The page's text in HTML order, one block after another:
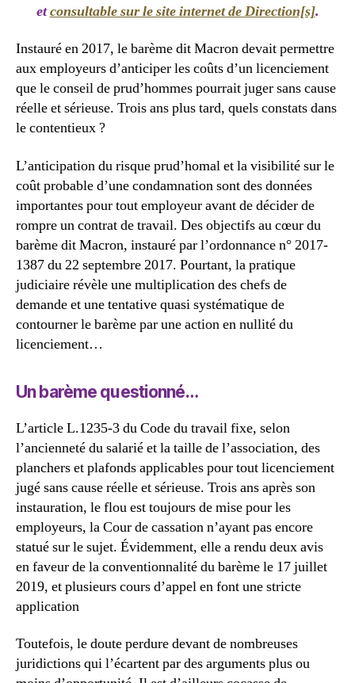
etconsultable sur le site internet de Direction[s].
Instauré en 2017, le barème dit Macron devait permettre
aux employeurs d’anticiper les coûts d’un licenciement
que le conseil de prud’hommes pourrait juger sans cause
réelle et sérieuse. Trois ans plus tard, quels constats dans
le contentieux ?
L’anticipation du risque prud’homal et la visibilité sur le
coût probable d’une condamnation sont des données
importantes pour tout employeur avant de décider de
rompre un contrat de travail. Des objectifs au cœur du
barème dit Macron, instauré par l’ordonnance n° 2017-
1387 du 22 septembre 2017. Pourtant, la pratique
judiciaire révèle une multiplication des chefs de
demande et une tentative quasi systématique de
contourner le barème par une action en nullité du
licenciement…
Un barème questionné…
L’article L.1235-3 du Code du travail fixe, selon
l’ancienneté du salarié et la taille de l’association, des
planchers et plafonds applicables pour tout licenciement
jugé sans cause réelle et sérieuse. Trois ans après son
instauration, le flou est toujours de mise pour les
employeurs, la Cour de cassation n’ayant pas encore
statué sur le sujet. Évidemment, elle a rendu deux avis
en faveur de la conventionnalité du barème le 17 juillet
2019, et plusieurs cours d’appel en font une stricte
application
Toutefois, le doute perdure devant de nombreuses
juridictions qui l’écartent par des arguments plus ou